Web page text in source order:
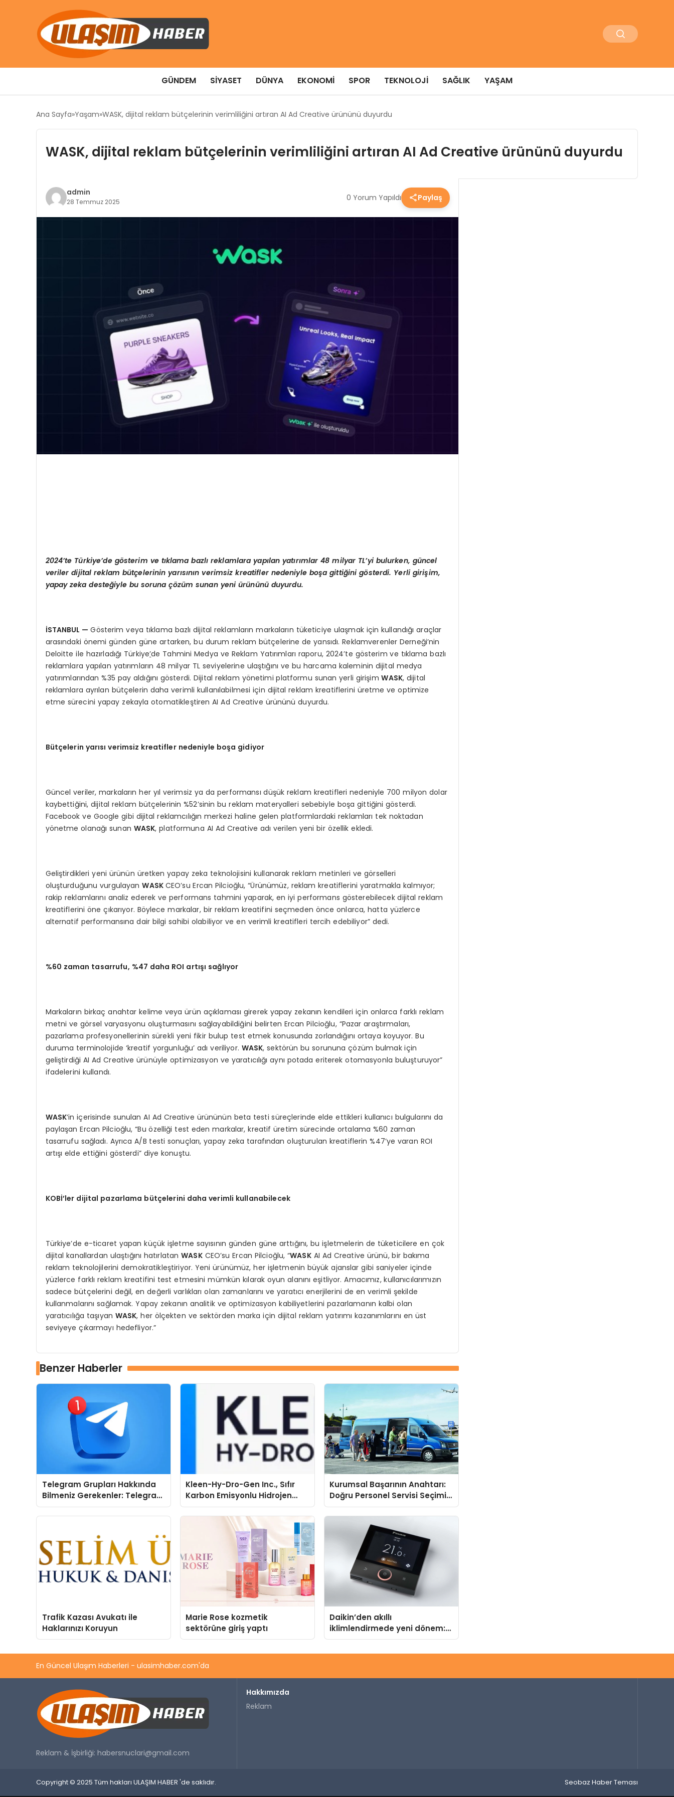
GÜNDEM SIYASET DÜNYA EKONOMI SPOR TEKNOLOJI SAĞLIK YAŞAM
Ana Sayfa Yaşam WASK, dijital reklam bütçelerinin verimliliğini artıran AI Ad Creative ürününü duyurdu
WASK, dijital reklam bütçelerinin verimliliğini artıran AI Ad Creative ürününü duyurdu
admin
28 Temmuz 2025 0 Yorum Yapıldı Paylaş
2024’te Türkiye’de gösterim ve tıklama bazlı reklamlara yapılan yatırımlar 48 milyar TL’yi bulurken, güncel
veriler dijital reklam bütçelerinin yarısının verimsiz kreatifler nedeniyle boşa gittiğini gösterdi. Yerli girişim,
yapay zeka desteğiyle bu soruna çözüm sunan yeni ürününü duyurdu.
İSTANBUL —Gösterim veya tıklama bazlı dijital reklamların markaların tüketiciye ulaşmak için kullandığı araçlar
arasındaki önemi günden güne artarken, bu durum reklam bütçelerine de yansıdı. Reklamverenler Derneği’nin
Deloitte ile hazırladığı Türkiye’de Tahmini Medya ve Reklam Yatırımları raporu, 2024’te gösterim ve tıklama bazlı
reklamlara yapılan yatırımların 48 milyar TL seviyelerine ulaştığını ve bu harcama kaleminin dijital medya
yatırımlarından %35 pay aldığını gösterdi. Dijital reklam yönetimi platformu sunan yerli girişimWASK, dijital
reklamlara ayrılan bütçelerin daha verimli kullanılabilmesi için dijital reklam kreatiflerini üretme ve optimize
etme sürecini yapay zekayla otomatikleştiren AI Ad Creative ürününü duyurdu.
Bütçelerin yarısı verimsiz kreatifler nedeniyle boşa gidiyor
Güncel veriler, markaların her yıl verimsiz ya da performansı düşük reklam kreatifleri nedeniyle 700 milyon dolar
kaybettiğini, dijital reklam bütçelerinin %52’sinin bu reklam materyalleri sebebiyle boşa gittiğini gösterdi.
Facebook ve Google gibi dijital reklamcılığın merkezi haline gelen platformlardaki reklamları tek noktadan
yönetme olanağı sunan WASK, platformuna AI Ad Creative adı verilen yeni bir özellik ekledi.
Geliştirdikleri yeni ürünün üretken yapay zeka teknolojisini kullanarak reklam metinleri ve görselleri
oluşturduğunu vurgulayanWASK CEO’su Ercan Pilcioğlu, “Ürünümüz, reklam kreatiflerini yaratmakla kalmıyor;
rakip reklamlarını analiz ederek ve performans tahmini yaparak, en iyi performans gösterebilecek dijital reklam
kreatiflerini öne çıkarıyor. Böylece markalar, bir reklam kreatifini seçmeden önce onlarca, hatta yüzlerce
alternatif performansına dair bilgi sahibi olabiliyor ve en verimli kreatifleri tercih edebiliyor” dedi.
%60 zaman tasarrufu, %47 daha ROI artışı sağlıyor
Markaların birkaç anahtar kelime veya ürün açıklaması girerek yapay zekanın kendileri için onlarca farklı reklam
metni ve görsel varyasyonu oluşturmasını sağlayabildiğini belirten Ercan Pilcioğlu, “Pazar araştırmaları,
pazarlama profesyonellerinin sürekli yeni fikir bulup test etmek konusunda zorlandığını ortaya koyuyor. Bu
duruma terminolojide ‘kreatif yorgunluğu’ adı veriliyor. WASK, sektörün bu sorununa çözüm bulmak için
geliştirdiği AI Ad Creative ürünüyle optimizasyon ve yaratıcılığı aynı potada eriterek otomasyonla buluşturuyor”
ifadelerini kullandı.
WASK‘in içerisinde sunulan AI Ad Creative ürününün beta testi süreçlerinde elde ettikleri kullanıcı bulgularını da
paylaşan Ercan Pilcioğlu, “Bu özelliği test eden markalar, kreatif üretim sürecinde ortalama %60 zaman
tasarrufu sağladı. Ayrıca A/B testi sonuçları, yapay zeka tarafından oluşturulan kreatiflerin %47’ye varan ROI
artışı elde ettiğini gösterdi” diye konuştu.
KOBİ’ler dijital pazarlama bütçelerini daha verimli kullanabilecek
Türkiye’de e-ticaret yapan küçük işletme sayısının günden güne arttığını, bu işletmelerin de tüketicilere en çok
dijital kanallardan ulaştığını hatırlatanWASKCEO’su Ercan Pilcioğlu, “WASKAI Ad Creative ürünü, bir bakıma
reklam teknolojilerini demokratikleştiriyor. Yeni ürünümüz, her işletmenin büyük ajanslar gibi saniyeler içinde
yüzlerce farklı reklam kreatifini test etmesini mümkün kılarak oyun alanını eşitliyor. Amacımız, kullanıcılarımızın
sadece bütçelerini değil, en değerli varlıkları olan zamanlarını ve yaratıcı enerjilerini de en verimli şekilde
kullanmalarını sağlamak. Yapay zekanın analitik ve optimizasyon kabiliyetlerini pazarlamanın kalbi olan
yaratıcılığa taşıyan WASK, her ölçekten ve sektörden marka için dijital reklam yatırımı kazanımlarını en üst
seviyeye çıkarmayı hedefliyor.”
Benzer Haberler
Telegram Grupları Hakkında
Bilmeniz Gerekenler: Telegram
Kullanıcıları İçin Kategori Bazlı
Grup Rehberi
Kleen-Hy-Dro-Gen Inc., Sıfır
Karbon Emisyonlu Hidrojen
Isıtma Teknolojisinde ISO ve
TSSA Düzenleyici Onaylarını
Kurumsal Başarının Anahtarı:
Doğru Personel Servisi Seçimi
ve Süren Turizm Farkı
Trafik Kazası Avukatı ile
Haklarınızı Koruyun
Marie Rose kozmetik
sektörüne giriş yaptı
Daikin’den akıllı
iklimlendirmede yeni dönem:
Madoka Plus Türkiye’de
En Güncel Ulaşım Haberleri - ulasimhaber.com'da
Reklam & İşbirliği: habersnuclari@gmail.com
Hakkımızda
Reklam
Copyright © 2025 Tüm hakları ULAŞIM HABER 'de saklıdır. Seobaz Haber Teması